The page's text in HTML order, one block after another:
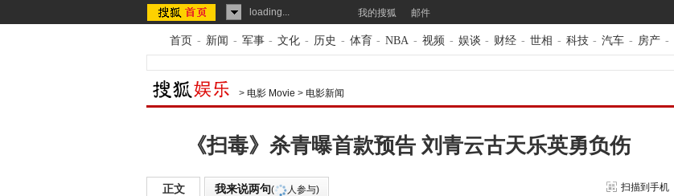
loading... 我的搜狐 邮件
首页 - 新闻 - 军事 - 文化 - 历史 - 体育 - NBA - 视频 - 娱谈 - 财经 - 世相 - 科技 - 汽车 - 房产 -
> 电影 Movie > 电影新闻
《扫毒》杀青曝首款预告 刘青云古天乐英勇负伤
正文 我来说两句( 人参与) 扫描到手机